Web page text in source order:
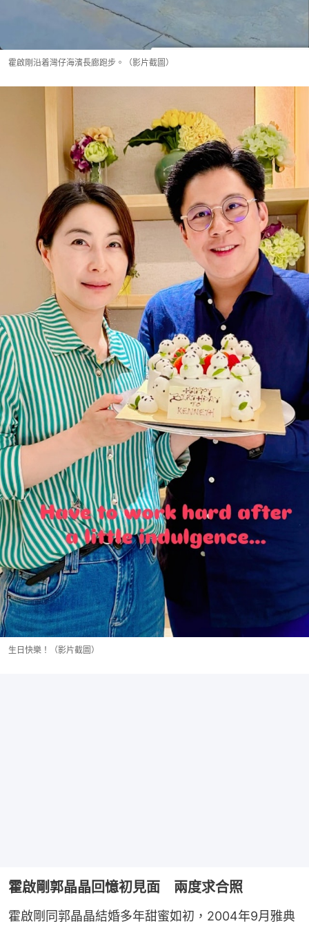
霍啟剛沿着灣仔海濱長廊跑步。（影片截圖）
生日快樂！（影片截圖）
霍啟剛郭晶晶回憶初見面 兩度求合照
霍啟剛同郭晶晶結婚多年甜蜜如初，2004年9月雅典